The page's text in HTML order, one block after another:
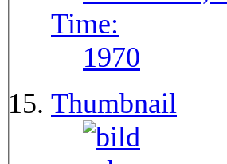
Time:
1970
Thumbnail